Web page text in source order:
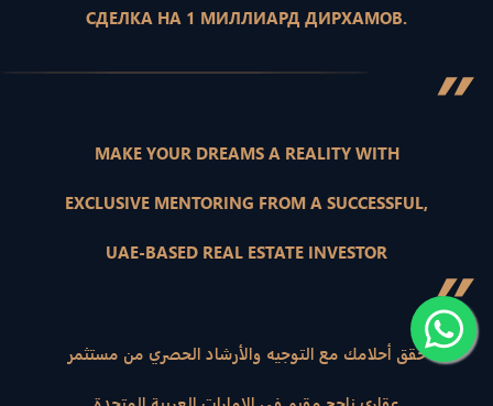
СДЕЛКА НА 1 МИЛЛИАРД ДИРХАМОВ.
”
MAKE YOUR DREAMS A REALITY WITH
EXCLUSIVE MENTORING FROM A SUCCESSFUL,
UAE-BASED REAL ESTATE INVESTOR ”حقق أحلامك مع التوجيه والأرشاد الحصري من مستثمر